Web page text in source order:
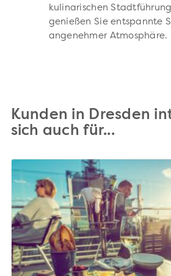
kulinarischen
genießen Sie entspannte
angenehmer Atmosphäre.
Kunden in Dresden
sich auch für...